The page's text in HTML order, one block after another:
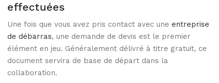
effectuées
Une fois que vous avez pris contact avec une entreprise
de débarras, une demande de devis est le premier
élément en jeu. Généralement délivré à titre gratuit, ce
document servira de base de départ dans la
collaboration.